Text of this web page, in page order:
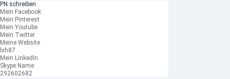
PN schreiben
Mein Facebook
Mein Pinterest
Mein Youtube
Mein Twitter
Meine Website
lxh87
Mein LinkedIn
Skype Name
292602682